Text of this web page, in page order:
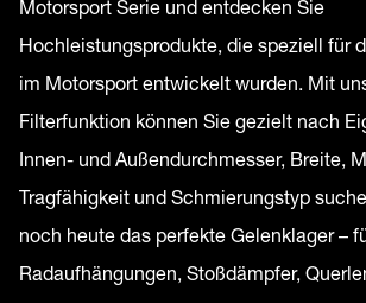
Motorsport Serie und entdecken Sie
Hochleistungsprodukte, die speziell für
im Motorsport entwickelt wurden. Mit
Filterfunktion können Sie gezielt nach
Innen- und Außendurchmesser, Breite,
Tragfähigkeit und Schmierungstyp
noch heute das perfekte Gelenklager –
Radaufhängungen, Stoßdämpfer,